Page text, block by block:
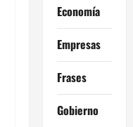
Economía
Empresas
Frases
Gobierno